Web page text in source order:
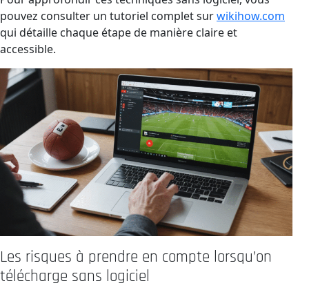
pouvez consulter un tutoriel complet surwikihow.com
qui détaille chaque étape de manière claire et
accessible.
Les risques à prendre en compte lorsqu’on
télécharge sans logiciel